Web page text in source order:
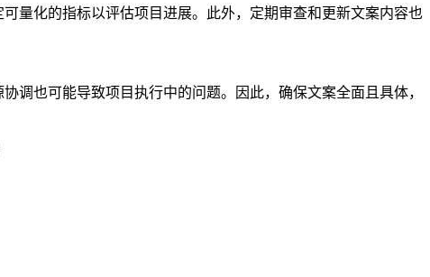
量化的指标以评估项目进展。此外，定期审查和更新文案内容也
调也可能导致项目执行中的问题。因此，确保文案全面且具体，